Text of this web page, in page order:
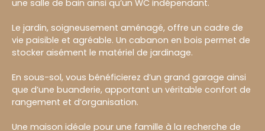
une salle de bain ainsi qu’un WC indépendant.
Le jardin, soigneusement aménagé, offre un cadre de
vie paisible et agréable. Un cabanon en bois permet de
stocker aisément le matériel de jardinage.
En sous-sol, vous bénéficierez d’un grand garage ainsi
que d’une buanderie, apportant un véritable confort de
rangement et d’organisation.
Une maison idéale pour une famille à la recherche de